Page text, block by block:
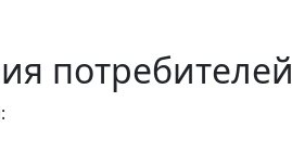
потребителей